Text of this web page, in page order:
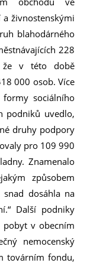
živnostenskými
blahodárného
228
že v této době
000 osob. Více
sociálního
podniků uvedlo,
druhy podpory
pro 109 990
Znamenalo
způsobem
dosáhla na
Další podniky
v obecním
nemocenský
továrním fondu,